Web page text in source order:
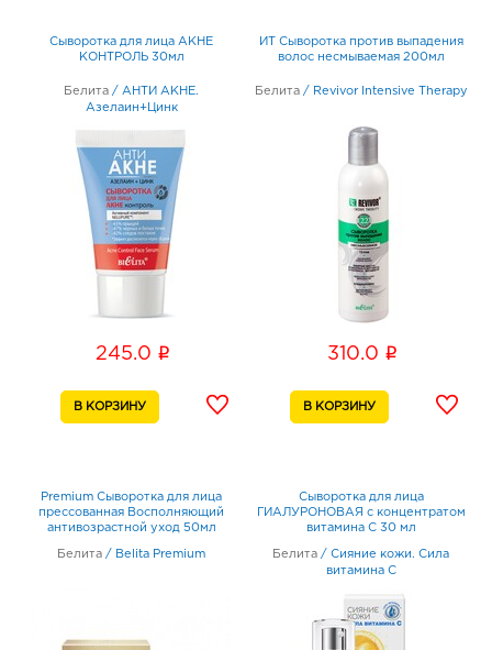
Сыворотка для лица АКНЕ
КОНТРОЛЬ 30мл
Белита / АНТИ АКНЕ.
Азелаин+Цинк
245.0 i
ИТ Сыворотка против выпадения
волос несмываемая 200мл
Белита / Revivor Intensive Therapy
310.0 i
Premium Сыворотка для лица
прессованная Восполняющий
антивозрастной уход 50мл
Белита / Belita Premium
Сыворотка для лица
ГИАЛУРОНОВАЯ с концентратом
витамина С 30 мл
Белита / Сияние кожи. Сила
витамина C